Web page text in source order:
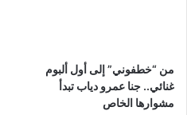
من “خطفوني” إلى أول ألبوم
غنائي.. جنا عمرو دياب تبدأ
مشوارها الخاص